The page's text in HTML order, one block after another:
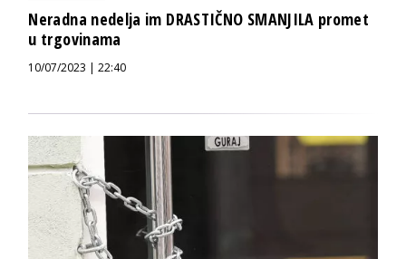
Neradna nedelja im DRASTIČNO SMANJILA promet
u trgovinama
10/07/2023 | 22:40